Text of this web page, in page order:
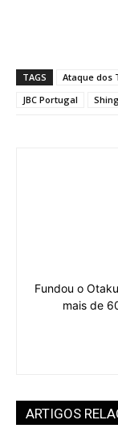
TAGS Ataque dos
JBC Portugal
Fundou o
mais de
ARTIGOS